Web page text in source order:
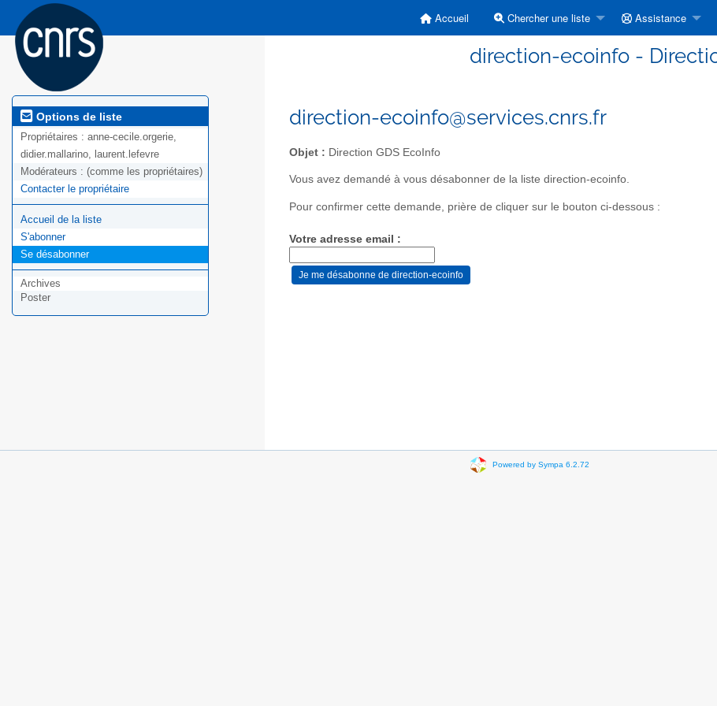
Accueil Chercher une liste Assistance
direction-ecoinfo -
Options de liste
Propriétaires : anne-cecile.orgerie,
didier.mallarino, laurent.lefevre
Modérateurs : (comme les propriétaires)
Contacter le propriétaire
Accueil de la liste
S'abonner
Se désabonner
Archives
Poster
direction-ecoinfo@services.cnrs.fr
Objet : Direction GDS EcoInfo
Vous avez demandé à vous désabonner de la liste direction-ecoinfo.
Pour confirmer cette demande, prière de cliquer sur le bouton ci-dessous :
Votre adresse email :
Powered by Sympa 6.2.72